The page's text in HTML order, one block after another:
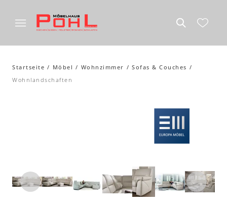
Startseite Möbel Wohnzimmer
Sofas & Couches
Wohnlandschaften